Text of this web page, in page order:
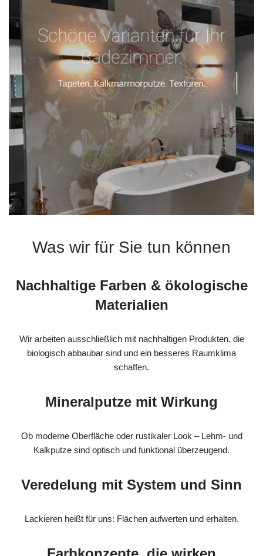
Was wir für Sie tun können
Nachhaltige Farben & ökologische
Materialien
Wir arbeiten ausschließlich mit nachhaltigen Produkten, die
biologisch abbaubar sind und ein besseres Raumklima
schaffen.
Mineralputze mit Wirkung
Ob moderne Oberfläche oder rustikaler Look – Lehm- und
Kalkputze sind optisch und funktional überzeugend.
Veredelung mit System und Sinn
Lackieren heißt für uns: Flächen aufwerten und erhalten.